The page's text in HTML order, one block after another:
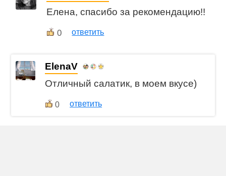
Елена, спасибо за рекомендацию!!
0 ответить
ElenaV
Отличный салатик, в моем вкусе)
0 ответить